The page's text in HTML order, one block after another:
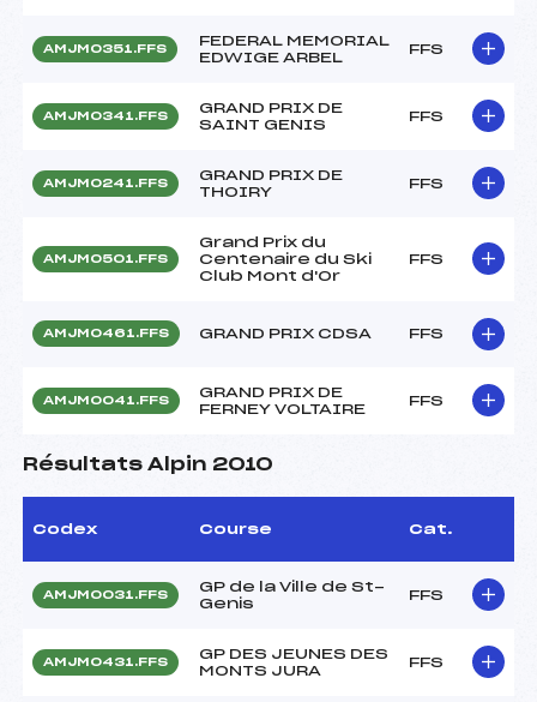
AMJM0351.FFS
FEDERAL MEMORIAL
EDWIGE ARBEL
FFS
AMJM0341.FFS
GRAND PRIX DE
SAINT GENIS
FFS
AMJM0241.FFS
GRAND PRIX DE
THOIRY
FFS
AMJM0501.FFS
Grand Prix du
Centenaire du Ski
Club Mont d'Or
FFS
AMJM0461.FFS GRAND PRIX CDSA FFS
AMJM0041.FFS
GRAND PRIX DE
FERNEY VOLTAIRE
FFS
Résultats Alpin 2010
Codex Course Cat.
AMJM0031.FFS
GP de la Ville de St-
Genis
FFS
AMJM0431.FFS
GP DES JEUNES DES
MONTS JURA
FFS